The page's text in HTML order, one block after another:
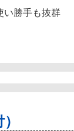
い勝手も抜群